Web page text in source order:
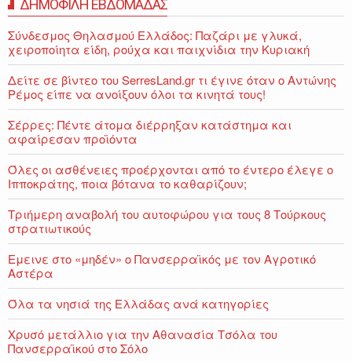
ΔΗΜΟΦΙΛΗ ΕΒΔΟΜΑΔΑΣ
Σύνδεσμος Θηλασμού Ελλάδος: Παζάρι με γλυκά,
χειροποίητα είδη, ρούχα και παιχνίδια την Κυριακή
Δείτε σε βίντεο του SerresLand.gr τι έγινε όταν ο Αντώνης
Ρέμος είπε να ανοίξουν όλοι τα κινητά τους!
Σέρρες: Πέντε άτομα διέρρηξαν κατάστημα και
αφαίρεσαν προϊόντα
Όλες οι ασθένειες προέρχονται από το έντερο έλεγε ο
Ιπποκράτης, ποια βότανα το καθαρίζουν;
Τριήμερη αναβολή του αυτοφώρου για τους 8 Τούρκους
στρατιωτικούς
Εμεινε στο «μηδέν» o Πανσερραϊκός με τον Αγροτικό
Αστέρα
Όλα τα νησιά της Ελλάδας ανά κατηγορίες
Χρυσό μετάλλιο για την Αθανασία Τσόλα του
Πανσερραϊκού στο Σόλο